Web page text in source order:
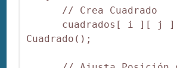
// Crea Cuadrado
cuadrados[ i ][ j ] =
Cuadrado();